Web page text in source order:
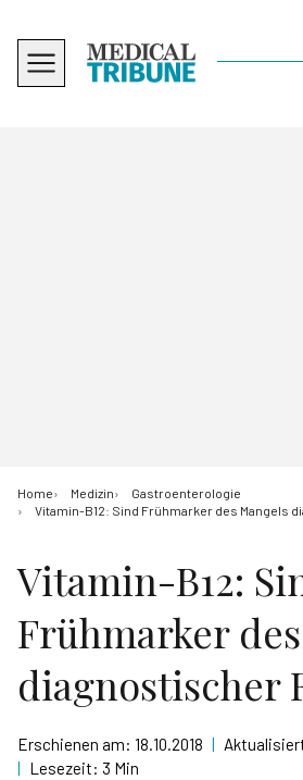
Home Medizin
Gastroenterologie
Vitamin-B12: Sind Frühmarker des Mangels
Vitamin-B12:
Frühmarker
diagnostischer
Erschienen am: 18.10.2018 |
| Lesezeit: 3 Min